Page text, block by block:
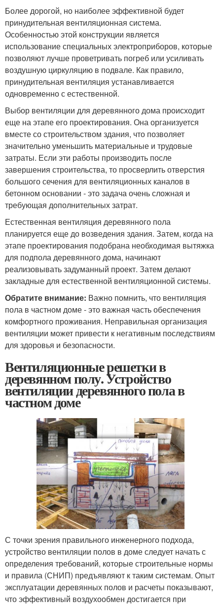
Более дорогой, но наиболее эффективной будет
принудительная вентиляционная система.
Особенностью этой конструкции является
использование специальных электроприборов, которые
позволяют лучше проветривать погреб или усиливать
воздушную циркуляцию в подвале. Как правило,
принудительная вентиляция устанавливается
одновременно с естественной.
Выбор вентиляции для деревянного дома происходит
еще на этапе его проектирования. Она организуется
вместе со строительством здания, что позволяет
значительно уменьшить материальные и трудовые
затраты. Если эти работы производить после
завершения строительства, то просверлить отверстия
большого сечения для вентиляционных каналов в
бетонном основании - это задача очень сложная и
требующая дополнительных затрат.
Естественная вентиляция деревянного пола
планируется еще до возведения здания. Затем, когда на
этапе проектирования подобрана необходимая вытяжка
для подпола деревянного дома, начинают
реализовывать задуманный проект. Затем делают
закладные для естественной вентиляционной системы.
Обратите внимание: Важно помнить, что вентиляция
пола в частном доме - это важная часть обеспечения
комфортного проживания. Неправильная организация
вентиляции может привести к негативным последствиям
для здоровья и безопасности.
Вентиляционные решетки в
деревянном полу. Устройство
вентиляции деревянного пола в
частном доме
С точки зрения правильного инженерного подхода,
устройство вентиляции полов в доме следует начать с
определения требований, которые строительные нормы
и правила (СНИП) предъявляют к таким системам. Опыт
эксплуатации деревянных полов и расчеты показывают,
что эффективный воздухообмен достигается при